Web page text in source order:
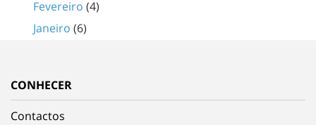
Fevereiro (4)
Janeiro (6)
CONHECER
Contactos